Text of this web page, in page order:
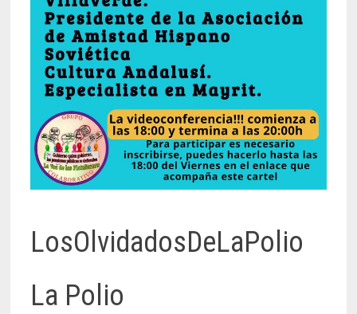
LosOlvidadosDeLaPolio
La Polio